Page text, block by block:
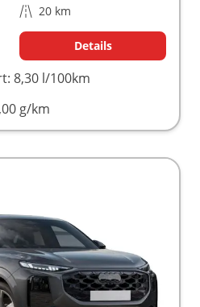
Kilometerstand 20 km
Details
8,30 l/100km
g/km